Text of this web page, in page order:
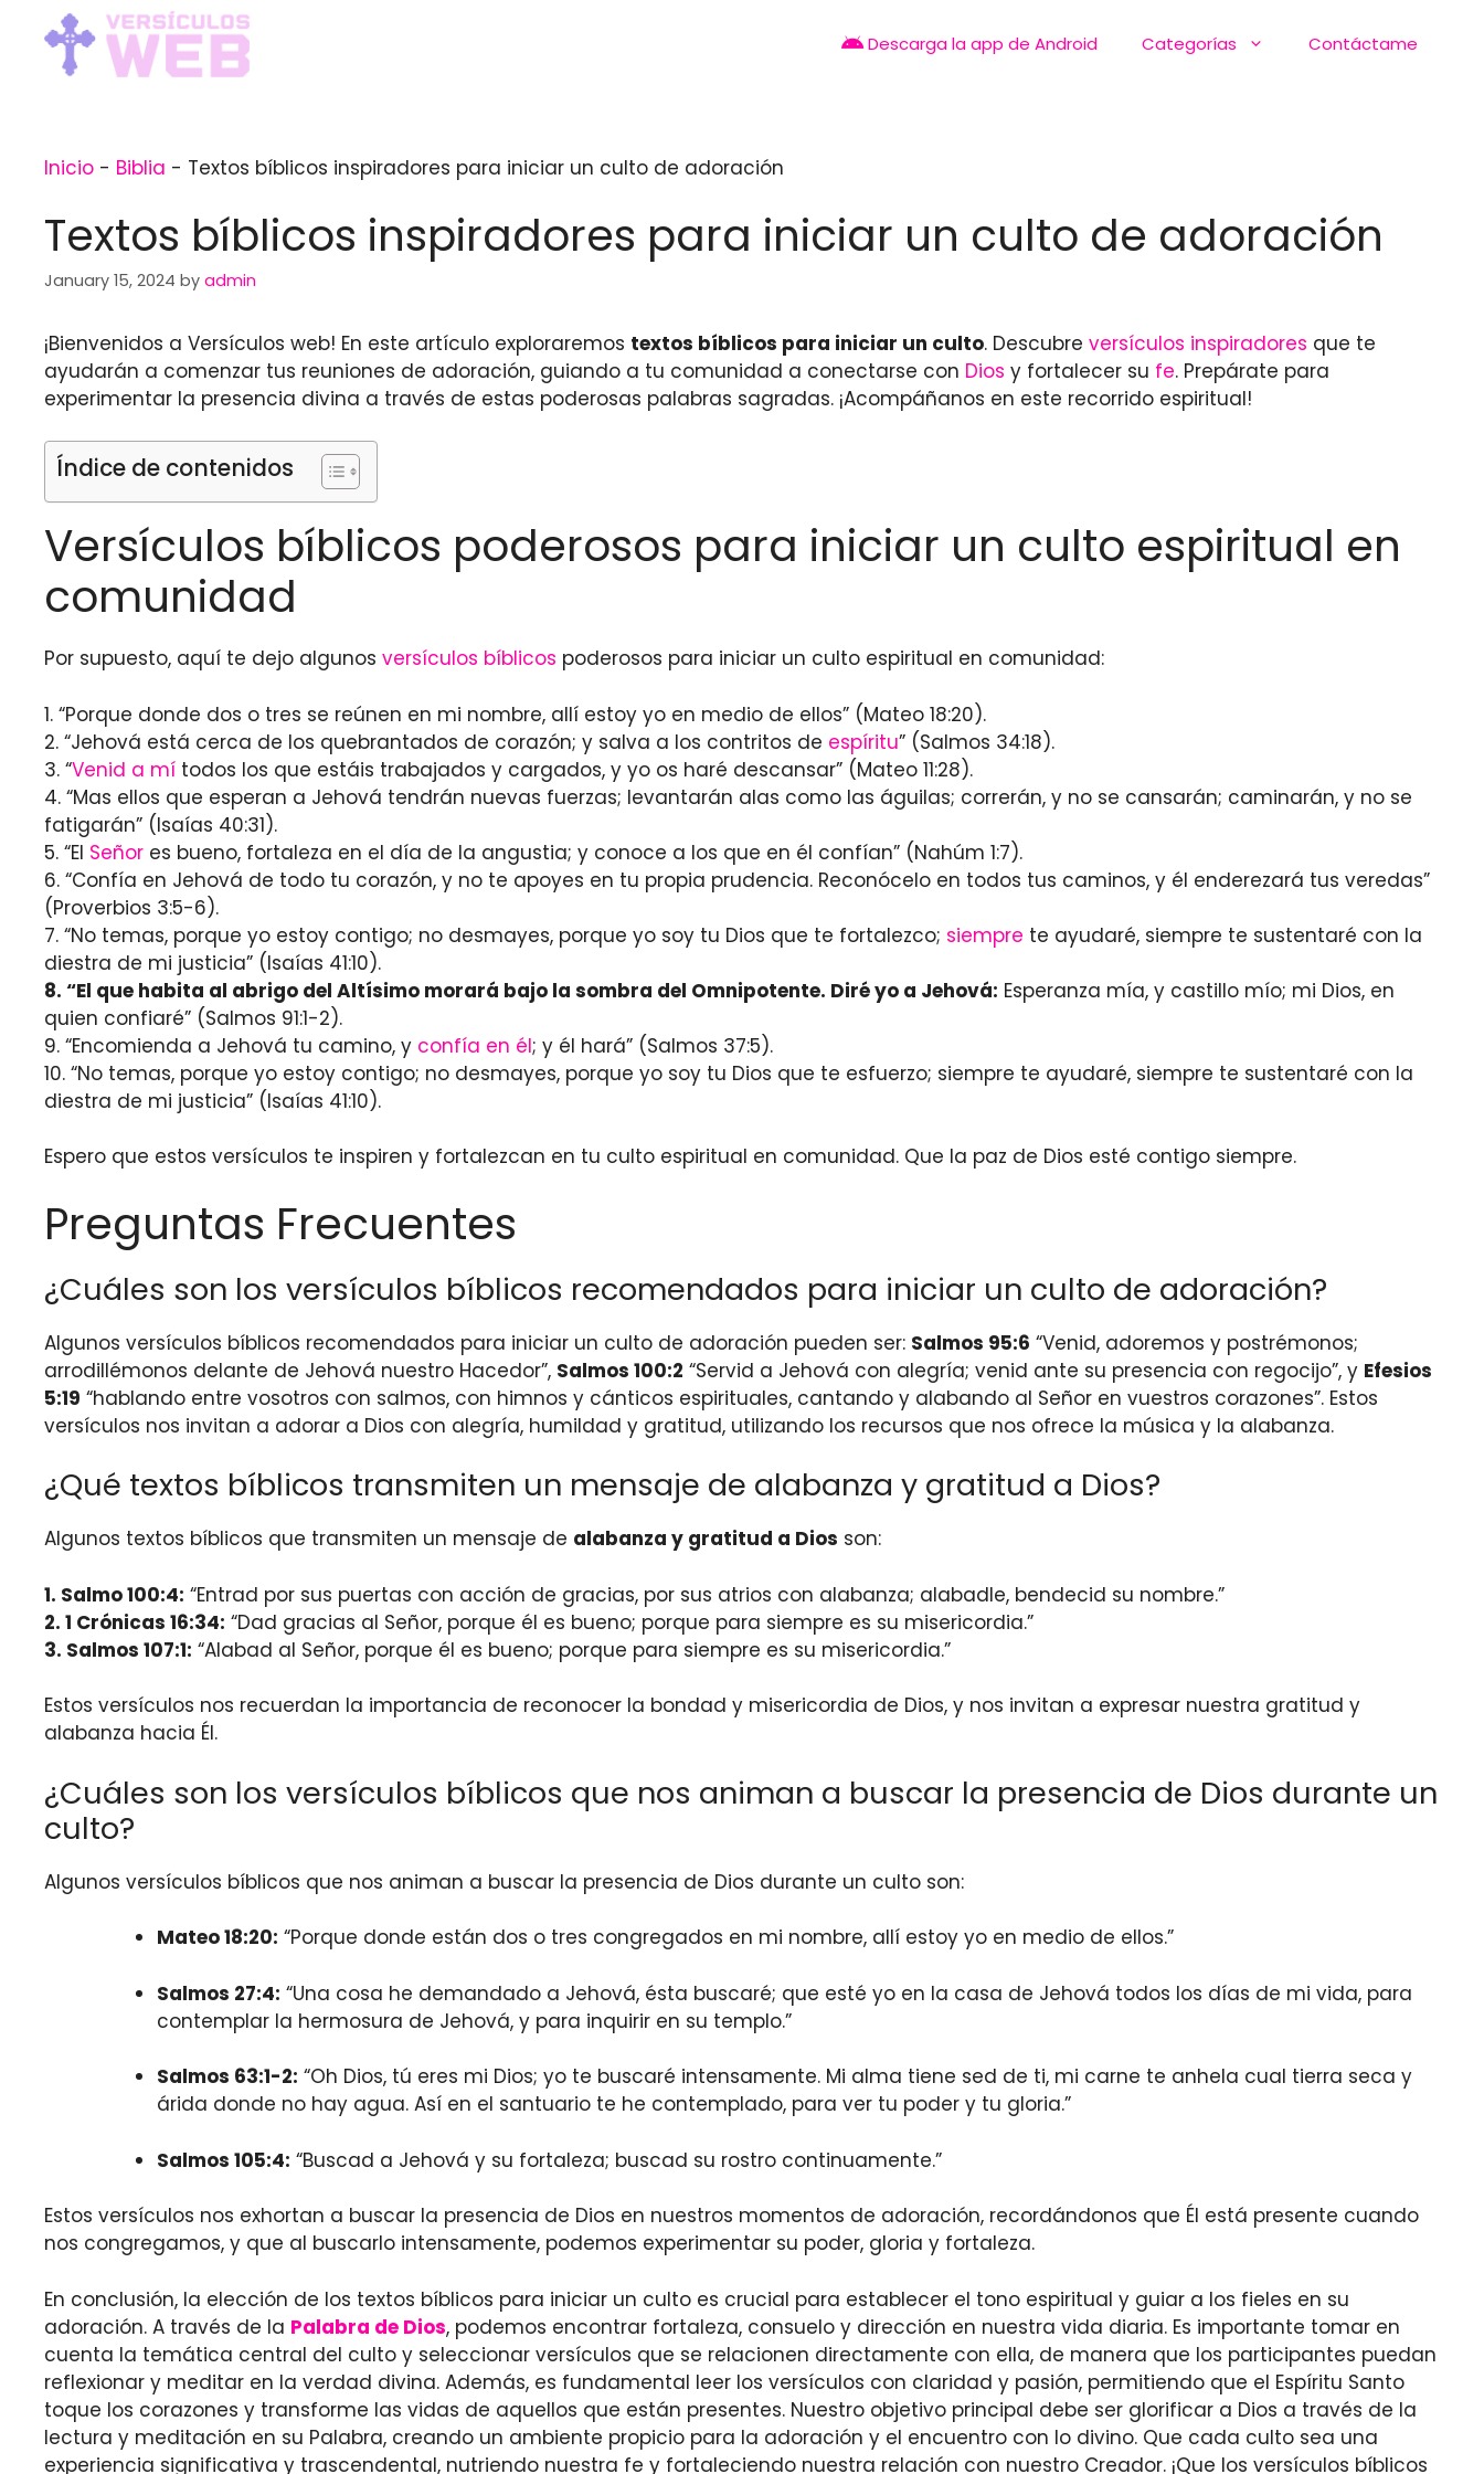
content
Descarga la app de Android Categorías Contáctame
Inicio - Biblia - Textos bíblicos inspiradores para iniciar un culto de adoración
Textos bíblicos inspiradores para iniciar un culto de adoración
January 15, 2024 by admin
¡Bienvenidos a Versículos web! En este artículo exploraremos textos bíblicos para iniciar un culto. Descubre versículos inspiradores que te
ayudarán a comenzar tus reuniones de adoración, guiando a tu comunidad a conectarse con Dios y fortalecer su fe. Prepárate para
experimentar la presencia divina a través de estas poderosas palabras sagradas. ¡Acompáñanos en este recorrido espiritual!
Índice de contenidos
Versículos bíblicos poderosos para iniciar un culto espiritual en
comunidad
Por supuesto, aquí te dejo algunos versículos bíblicos poderosos para iniciar un culto espiritual en comunidad:
1. “Porque donde dos o tres se reúnen en mi nombre, allí estoy yo en medio de ellos” (Mateo 18:20).
2. “Jehová está cerca de los quebrantados de corazón; y salva a los contritos de espíritu” (Salmos 34:18).
3. “Venid a mí todos los que estáis trabajados y cargados, y yo os haré descansar” (Mateo 11:28).
4. “Mas ellos que esperan a Jehová tendrán nuevas fuerzas; levantarán alas como las águilas; correrán, y no se cansarán; caminarán, y no se
fatigarán” (Isaías 40:31).
5. “El Señor es bueno, fortaleza en el día de la angustia; y conoce a los que en él confían” (Nahúm 1:7).
6. “Confía en Jehová de todo tu corazón, y no te apoyes en tu propia prudencia. Reconócelo en todos tus caminos, y él enderezará tus veredas”
(Proverbios 3:5-6).
7. “No temas, porque yo estoy contigo; no desmayes, porque yo soy tu Dios que te fortalezco; siempre te ayudaré, siempre te sustentaré con la
diestra de mi justicia” (Isaías 41:10).
8. “El que habita al abrigo del Altísimo morará bajo la sombra del Omnipotente. Diré yo a Jehová: Esperanza mía, y castillo mío; mi Dios, en
quien confiaré” (Salmos 91:1-2).
9. “Encomienda a Jehová tu camino, y confía en él; y él hará” (Salmos 37:5).
10. “No temas, porque yo estoy contigo; no desmayes, porque yo soy tu Dios que te esfuerzo; siempre te ayudaré, siempre te sustentaré con la
diestra de mi justicia” (Isaías 41:10).
Espero que estos versículos te inspiren y fortalezcan en tu culto espiritual en comunidad. Que la paz de Dios esté contigo siempre.
Preguntas Frecuentes
¿Cuáles son los versículos bíblicos recomendados para iniciar un culto de adoración?
Algunos versículos bíblicos recomendados para iniciar un culto de adoración pueden ser: Salmos 95:6 “Venid, adoremos y postrémonos;
arrodillémonos delante de Jehová nuestro Hacedor”, Salmos 100:2 “Servid a Jehová con alegría; venid ante su presencia con regocijo”, y Efesios
5:19 “hablando entre vosotros con salmos, con himnos y cánticos espirituales, cantando y alabando al Señor en vuestros corazones”. Estos
versículos nos invitan a adorar a Dios con alegría, humildad y gratitud, utilizando los recursos que nos ofrece la música y la alabanza.
¿Qué textos bíblicos transmiten un mensaje de alabanza y gratitud a Dios?
Algunos textos bíblicos que transmiten un mensaje de alabanza y gratitud a Dios son:
1. Salmo 100:4: “Entrad por sus puertas con acción de gracias, por sus atrios con alabanza; alabadle, bendecid su nombre.”
2. 1 Crónicas 16:34: “Dad gracias al Señor, porque él es bueno; porque para siempre es su misericordia.”
3. Salmos 107:1: “Alabad al Señor, porque él es bueno; porque para siempre es su misericordia.”
Estos versículos nos recuerdan la importancia de reconocer la bondad y misericordia de Dios, y nos invitan a expresar nuestra gratitud y
alabanza hacia Él.
¿Cuáles son los versículos bíblicos que nos animan a buscar la presencia de Dios durante un
culto?
Algunos versículos bíblicos que nos animan a buscar la presencia de Dios durante un culto son:
Mateo 18:20: “Porque donde están dos o tres congregados en mi nombre, allí estoy yo en medio de ellos.”
Salmos 27:4: “Una cosa he demandado a Jehová, ésta buscaré; que esté yo en la casa de Jehová todos los días de mi vida, para
contemplar la hermosura de Jehová, y para inquirir en su templo.”
Salmos 63:1-2: “Oh Dios, tú eres mi Dios; yo te buscaré intensamente. Mi alma tiene sed de ti, mi carne te anhela cual tierra seca y
árida donde no hay agua. Así en el santuario te he contemplado, para ver tu poder y tu gloria.”
Salmos 105:4: “Buscad a Jehová y su fortaleza; buscad su rostro continuamente.”
Estos versículos nos exhortan a buscar la presencia de Dios en nuestros momentos de adoración, recordándonos que Él está presente cuando
nos congregamos, y que al buscarlo intensamente, podemos experimentar su poder, gloria y fortaleza.
En conclusión, la elección de los textos bíblicos para iniciar un culto es crucial para establecer el tono espiritual y guiar a los fieles en su
adoración. A través de la Palabra de Dios, podemos encontrar fortaleza, consuelo y dirección en nuestra vida diaria. Es importante tomar en
cuenta la temática central del culto y seleccionar versículos que se relacionen directamente con ella, de manera que los participantes puedan
reflexionar y meditar en la verdad divina. Además, es fundamental leer los versículos con claridad y pasión, permitiendo que el Espíritu Santo
toque los corazones y transforme las vidas de aquellos que están presentes. Nuestro objetivo principal debe ser glorificar a Dios a través de la
lectura y meditación en su Palabra, creando un ambiente propicio para la adoración y el encuentro con lo divino. Que cada culto sea una
experiencia significativa y trascendental, nutriendo nuestra fe y fortaleciendo nuestra relación con nuestro Creador. ¡Que los versículos bíblicos